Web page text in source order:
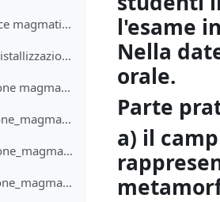
2.1b - Magmi e rocce magmatiche, parte b
2.2a - Processi di cristallizzazione
2.2b - Cristallizzazione magmatica
2.2c - Cristallizzazione_magmatica
2.2d - Cristallizzazione_magmatica
2.2e - Cristallizzazione_magmatica
l'esame
Nella
orale.
Parte
a) il